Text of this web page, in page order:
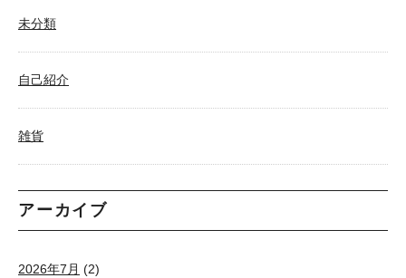
未分類
自己紹介
雑貨
アーカイブ
2026年7月 (2)